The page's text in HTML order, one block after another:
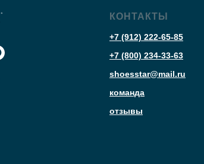
КОНТАКТЫ
+7 (912) 222-65-85
+7 (800) 234-33-63
shoesstar@mail.ru
команда
отзывы